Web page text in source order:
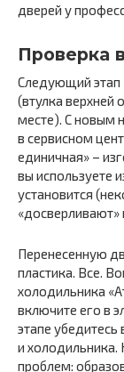
дверей у
Проверка
Следующий этап
(втулка верхней
месте). С новым
в сервисном
единичная» –
вы используете
установится
«досверливают»
Перенесенную
пластика. Все.
холодильника
включите его в
этапе
и холодильника.
проблем: